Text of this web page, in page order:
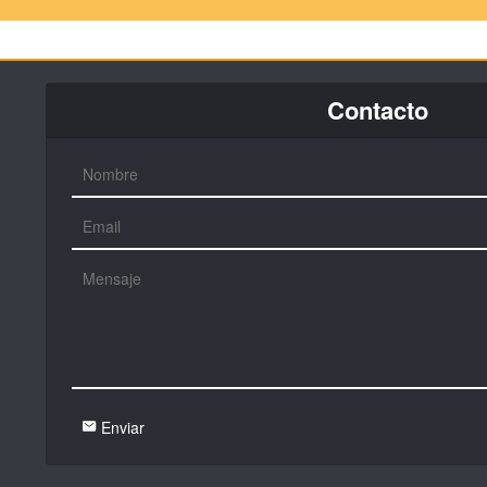
Contacto
Enviar